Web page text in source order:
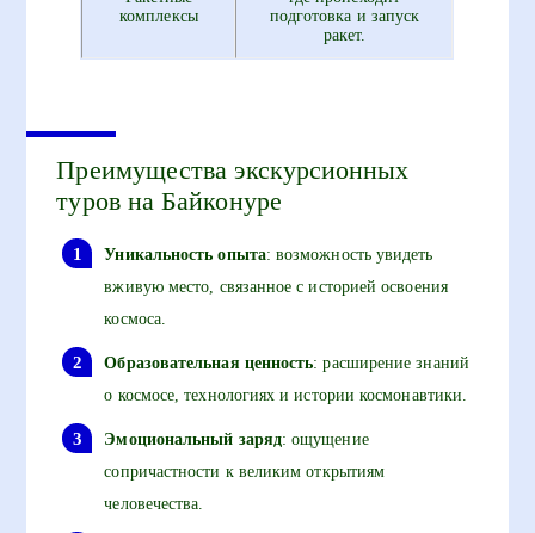
комплексы
подготовка и запуск
ракет.
Преимущества экскурсионных
туров на Байконуре
Уникальность опыта: возможность увидеть
вживую место, связанное с историей освоения
космоса.
Образовательная ценность: расширение знаний
о космосе, технологиях и истории космонавтики.
Эмоциональный заряд: ощущение
сопричастности к великим открытиям
человечества.